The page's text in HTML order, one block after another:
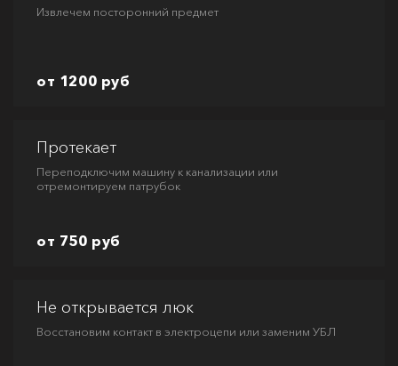
Извлечем посторонний предмет
от 1200 руб
Протекает
Переподключим машину к канализации или
отремонтируем патрубок
от 750 руб
Не открывается люк
Восстановим контакт в электроцепи или заменим УБЛ